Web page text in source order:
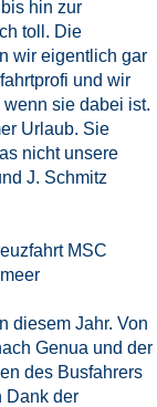
hin zur
toll. Die
wir eigentlich gar
und wir
sie dabei ist.
Urlaub. Sie
nicht unsere
J. Schmitz
MSC
diesem Jahr. Von
Genua und der
des Busfahrers
Dank der